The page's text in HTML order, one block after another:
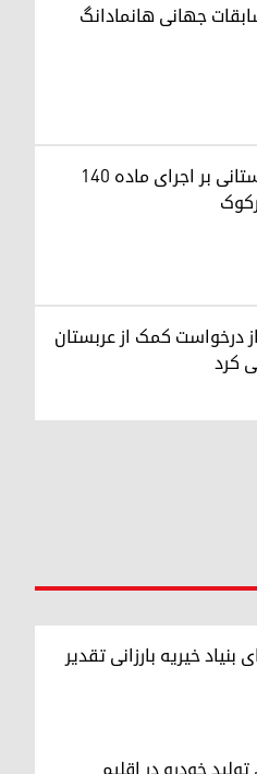
جهانی هانمادانگ
تأکید کمیته مناطق کوردستانی بر اجرای ماده ۱۴۰
درخواست کمک از عربستان
کرد
خیریه بارزانی تقدیر